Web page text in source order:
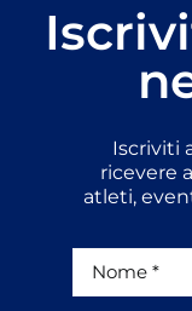
Iscriviti
ricevere
atleti,